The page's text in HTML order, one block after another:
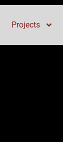
Projects